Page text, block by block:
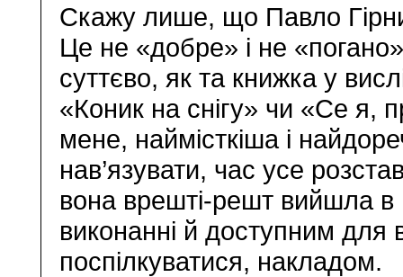
Скажу лише, що Павло
Це не «добре» і не
суттєво, як та книжка у
«Коник на снігу» чи «Се я,
мене, наймісткіша і
нав’язувати, час усе
вона врешті-решт вийшла
виконанні й доступним для
поспілкуватися, накладом.